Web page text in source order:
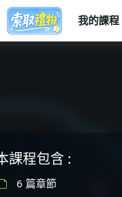
我的課程
課程包含 :
6 篇章節